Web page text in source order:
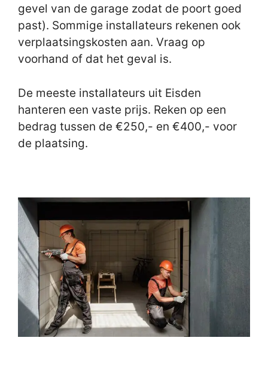
gevel van de garage zodat de poort goed
past). Sommige installateurs rekenen ook
verplaatsingskosten aan. Vraag op
voorhand of dat het geval is.
De meeste installateurs uit Eisden
hanteren een vaste prijs. Reken op een
bedrag tussen de €250,- en €400,- voor
de plaatsing.